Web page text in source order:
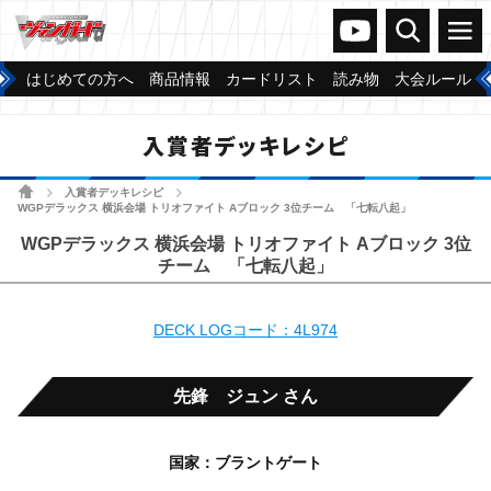
ヴァンガードch
検索 メニュー
はじめての方へ 商品情報 カードリスト 読み物 大会ルール
入賞者デッキレシピ
ホーム 入賞者デッキレシピ
WGPデラックス 横浜会場 トリオファイト Aブロック 3位チーム 「七転八起」
WGPデラックス 横浜会場 トリオファイト Aブロック 3位
チーム 「七転八起」
DECK LOGコード：4L974
先鋒 ジュン さん
国家：ブラントゲート